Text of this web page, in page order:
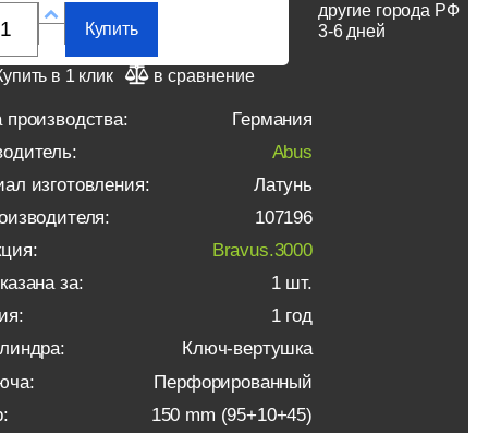
Купить
в 1 клик в сравнение
производства:
Германия
Abus
изготовления:
Латунь
107196
Bravus.3000
за:
1 шт.
1 год
Ключ-вертушка
Перфорированный
150 mm (95+10+45)
другие города РФ
3-6 дней